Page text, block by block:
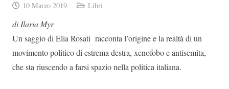
10 Marzo 2019 Libri
di Ilaria Myr
Un saggio di Elia Rosati racconta l’origine e la realtà di un
movimento politico di estrema destra, xenofobo e antisemita,
che sta riuscendo a farsi spazio nella politica italiana.